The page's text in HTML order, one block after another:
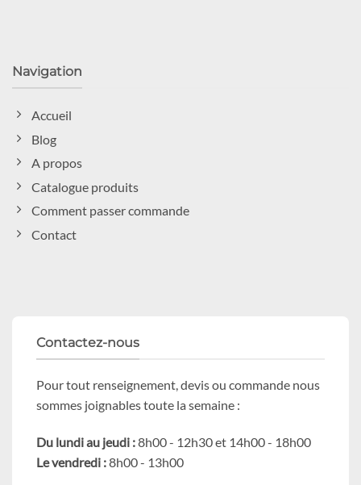
Navigation
Accueil
Blog
A propos
Catalogue produits
Comment passer commande
Contact
Contactez-nous
Pour tout renseignement, devis ou commande nous
sommes joignables toute la semaine :
Du lundi au jeudi :8h00 - 12h30 et 14h00 - 18h00
Le vendredi :8h00 - 13h00